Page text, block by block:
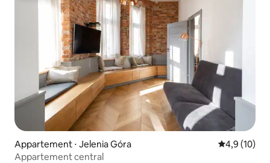
Appartement ⋅ Jelenia Góra Évaluation
4,9 (10)
Appartement central